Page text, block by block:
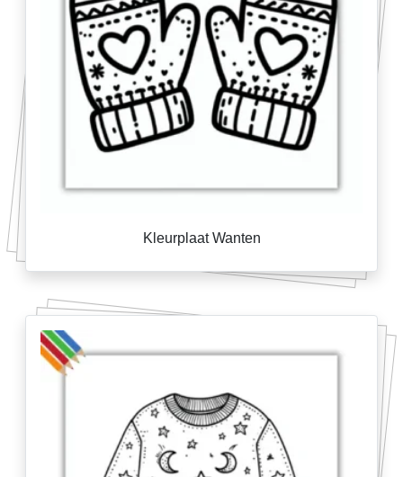
Kleurplaat Wanten